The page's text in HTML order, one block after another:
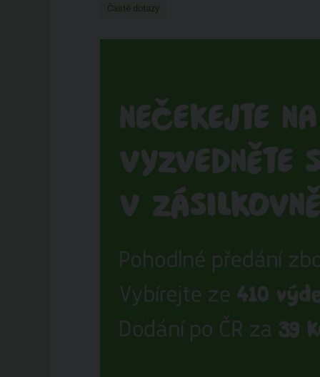
Časté dotazy